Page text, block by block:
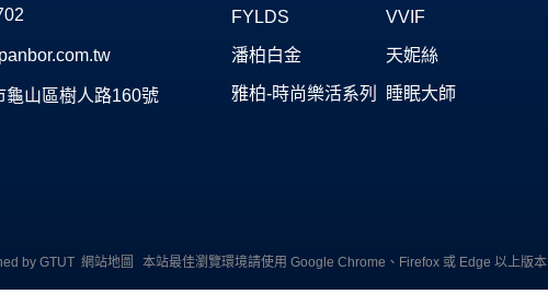
龜山區樹人路160號
FYLDS
潘柏白金
雅柏-時尚樂活系列
VVIF
天妮絲
睡眠大師
by GTUT 網站地圖 本站最佳瀏覽環境請使用 Google Chrome、Firefox 或 Edge 以上版本